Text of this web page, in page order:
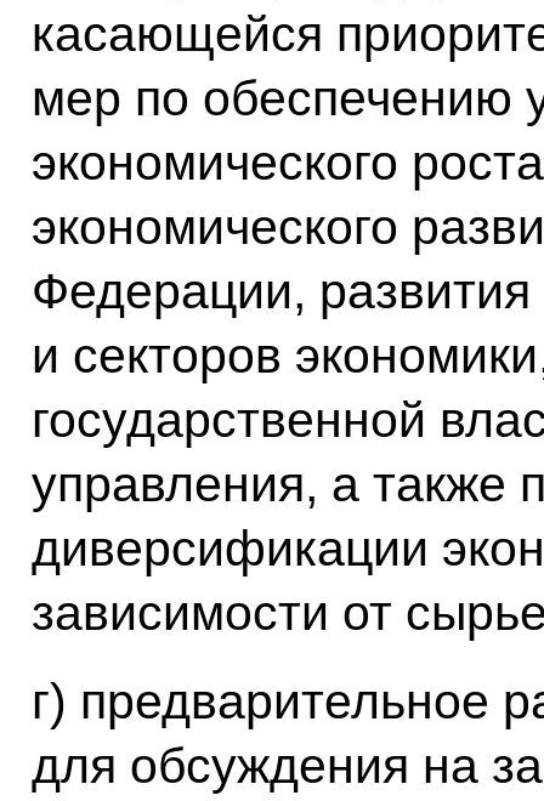
касающейся
мер по обеспечению
экономического
экономического
Федерации,
и секторов
государственной
управления, а также
диверсификации
зависимости от
г) предварительное
для обсуждения на